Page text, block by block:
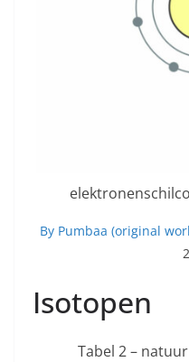
By Pumbaa (original
Isotopen
Tabel 2 –